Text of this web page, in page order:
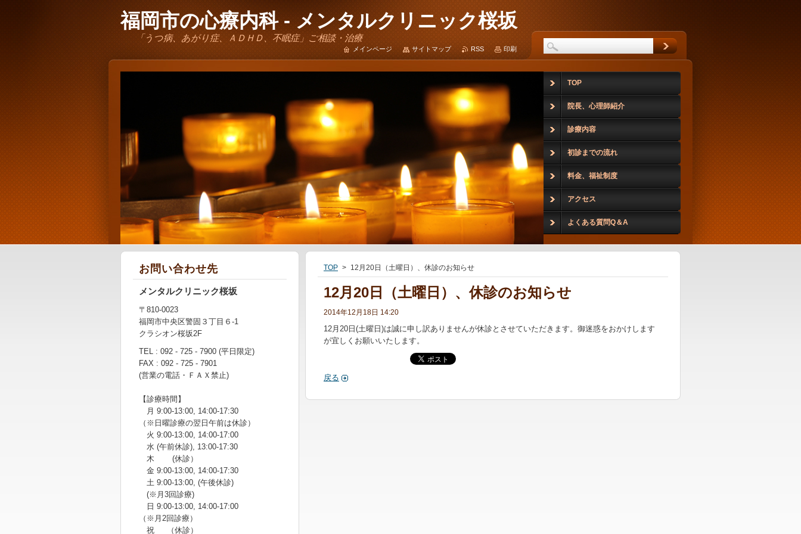
福岡市の心療内科 - メンタルクリニック桜坂
「うつ病、あがり症、ＡＤＨＤ、不眠症」ご相談・治療
TOP > 12月20日（土曜日）、休診のお知らせ
12月20日（土曜日）、休診のお知らせ
2014年12月18日 14:20
12月20日(土曜日)は誠に申し訳ありませんが休診とさせていただきます。御迷惑をおかけします
が宜しくお願いいたします。
戻る
お問い合わせ先
メンタルクリニック桜坂
〒810-0023
福岡市中央区警固３丁目６-1
クラシオン桜坂2F
TEL : 092 - 725 - 7900 (平日限定)
FAX : 092 - 725 - 7901
(営業の電話・ＦＡＸ禁止)
【診療時間】
月 9:00-13:00, 14:00-17:30
（※日曜診療の翌日午前は休診）
火 9:00-13:00, 14:00-17:00
水 (午前休診), 13:00-17:30
木 (休診）
金 9:00-13:00, 14:00-17:30
土 9:00-13:00, (午後休診)
(※月3回診療)
日 9:00-13:00, 14:00-17:00
（※月2回診療）
祝 （休診）
TOP
院長、心理師紹介
診療内容
初診までの流れ
料金、福祉制度
アクセス
よくある質問Q＆A
メインページ サイトマップ RSS 印刷